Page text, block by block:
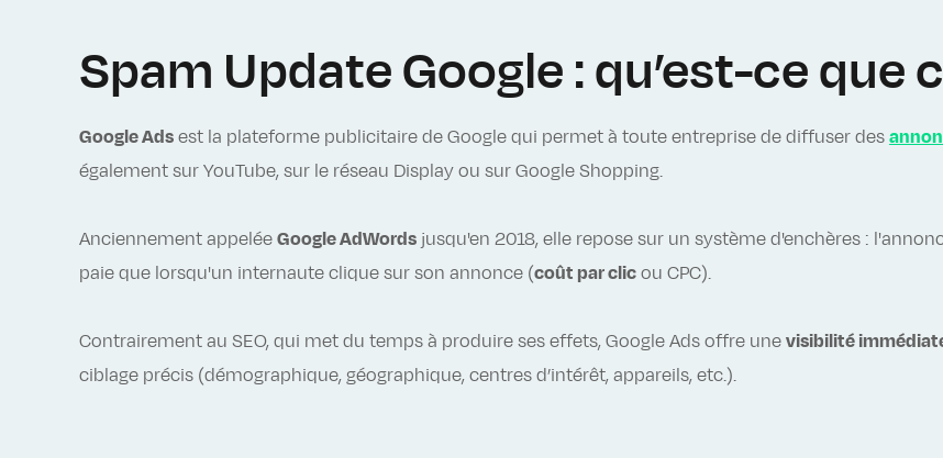
Spam Update Google : qu’est-ce que
Google Adsest la plateforme publicitaire de Google qui permet à toute entreprise de diffuser des
également sur YouTube, sur le réseau Display ou sur Google Shopping.
Anciennement appelée Google AdWordsjusqu'en 2018, elle repose sur un système d'enchères :
paie que lorsqu'un internaute clique sur son annonce (coût par clicou CPC).
Contrairement au SEO, qui met du temps à produire ses effets, Google Ads offre une visibilité
ciblage précis (démographique, géographique, centres d’intérêt, appareils, etc.).